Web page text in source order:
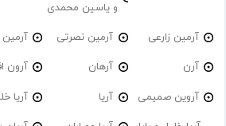
و یاسین محمدی
آرمین زارعی آرمین نصرتی
آرن آرهان آرون
آروین صمیمی آریا آریا